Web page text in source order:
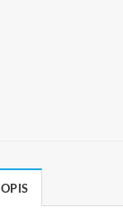
OPIS